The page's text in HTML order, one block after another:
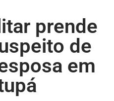
prende
de
em